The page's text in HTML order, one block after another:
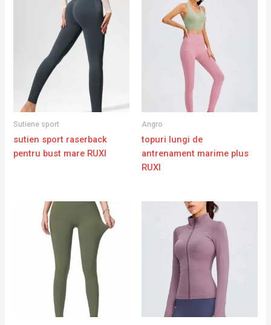
Sutiene sport
sutien sport raserback
pentru bust mare RUXI
Angro
topuri lungi de
antrenament marime plus
RUXI